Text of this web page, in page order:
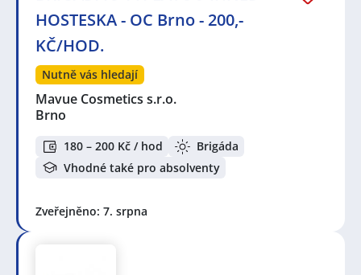
HOSTESKA - OC Brno - 200,-
KČ/HOD.
Nutně vás hledají
Mavue Cosmetics s.r.o.
Brno
180 – 200 Kč / hod
Brigáda
Vhodné také pro absolventy
Zveřejněno: 7. srpna